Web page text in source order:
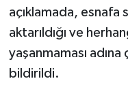
açıklamada, esnafa
aktarıldığı ve
yaşanmaması
bildirildi.